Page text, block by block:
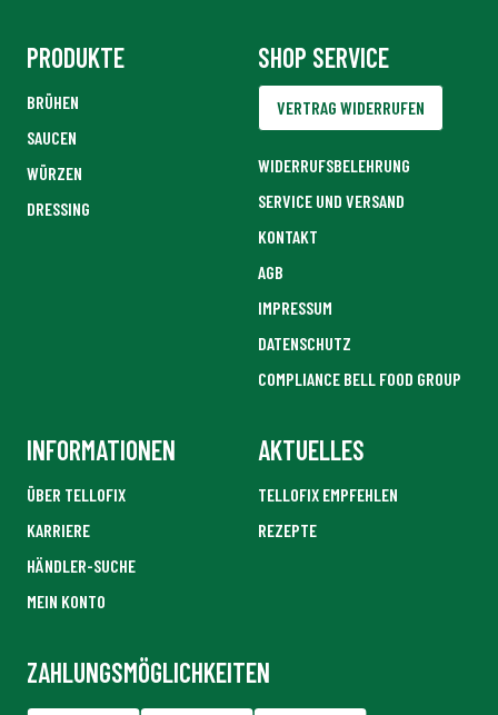
PRODUKTE
BRÜHEN
SAUCEN
WÜRZEN
DRESSING
SHOP SERVICE
VERTRAG WIDERRUFEN
WIDERRUFSBELEHRUNG
SERVICE UND VERSAND
KONTAKT
AGB
IMPRESSUM
DATENSCHUTZ
COMPLIANCE BELL FOOD GROUP
INFORMATIONEN
ÜBER TELLOFIX
KARRIERE
HÄNDLER-SUCHE
MEIN KONTO
AKTUELLES
TELLOFIX EMPFEHLEN
REZEPTE
ZAHLUNGSMÖGLICHKEITEN